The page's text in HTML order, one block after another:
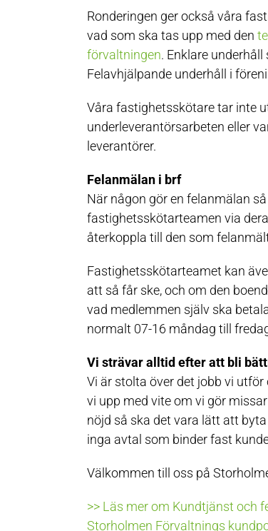
Ronderingen ger också våra
vad som ska tas upp med den
förvaltningen. Enklare
Felavhjälpande underhåll i
Våra fastighetsskötare tar inte
underleverantörsarbeten eller
leverantörer.
Felanmälan i brf
När någon gör en felanmälan
fastighetsskötarteamen via
återkoppla till den som
Fastighetsskötarteamet kan
att så får ske, och om den
vad medlemmen själv ska
normalt 07-16 måndag till
Vi strävar alltid efter att bli
Vi är stolta över det jobb vi
vi upp med vite om vi gör
nöjd så ska det vara lätt att
inga avtal som binder fast
Välkommen till oss på
>> Läs mer om Kundtjänst och
Storholmen Förvaltnings